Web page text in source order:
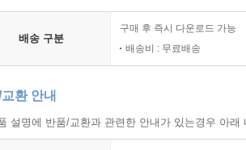
배송 구분
구매 후 즉시 다운로드 가능
배송비 : 무료배송
환 안내
설명에 반품/교환과 관련한 안내가 있는경우 아